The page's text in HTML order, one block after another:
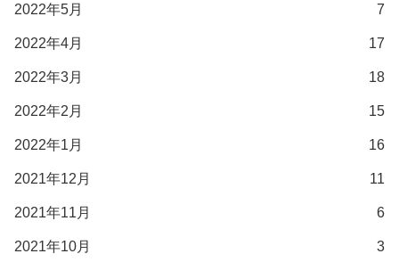
2022年5月 7
2022年4月 17
2022年3月 18
2022年2月 15
2022年1月 16
2021年12月 11
2021年11月 6
2021年10月 3